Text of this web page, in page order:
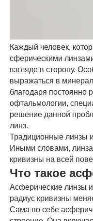
Каждый человек,
сферическими
взгляде в сторону.
выражаться в
благодаря
офтальмологии,
решение данной
линз.
Традиционные линзы
Иными словами,
кривизны на всей
Что такое
Асферические линзы
радиус кривизны
Сама по себе